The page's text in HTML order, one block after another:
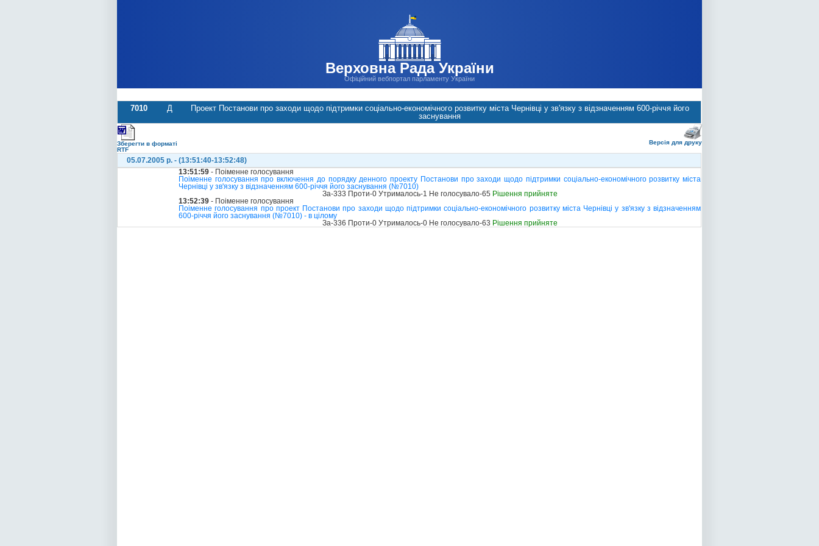
Верховна Рада України
Офіційний вебпортал парламенту України
7010 Д
Проект Постанови про заходи щодо підтримки соціально-економічного розвитку міста Чернівці у зв'язку з відзначенням 600-річчя його
заснування
Зберегти в форматі
RTF
Версія для друку
05.07.2005 р. - (13:51:40-13:52:48)
13:51:59 - Поіменне голосування
Поіменне голосування про включення до порядку денного проекту Постанови про заходи щодо підтримки соціально-економічного розвитку міста
Чернівці у зв'язку з відзначенням 600-річчя його заснування (№7010)
За-333 Проти-0 Утрималось-1 Не голосувало-65 Рішення прийняте
13:52:39 - Поіменне голосування
Поіменне голосування про проект Постанови про заходи щодо підтримки соціально-економічного розвитку міста Чернівці у зв'язку з відзначенням
600-річчя його заснування (№7010) - в цілому
За-336 Проти-0 Утрималось-0 Не голосувало-63 Рішення прийняте